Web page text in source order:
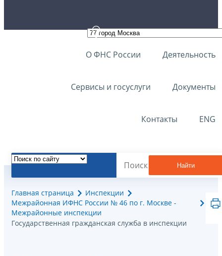
О ФНС России Деятельность
Сервисы и госуслуги Документы
Контакты ENG
Найти
Главная страница
Инспекции
Межрайонная ИФНС России № 46 по г. Москве -
Межрайонные инспекции
Государственная гражданская служба в инспекции